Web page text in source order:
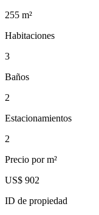
255 m²
Habitaciones
3
Baños
2
Estacionamientos
2
Precio por m²
US$ 902
ID de propiedad